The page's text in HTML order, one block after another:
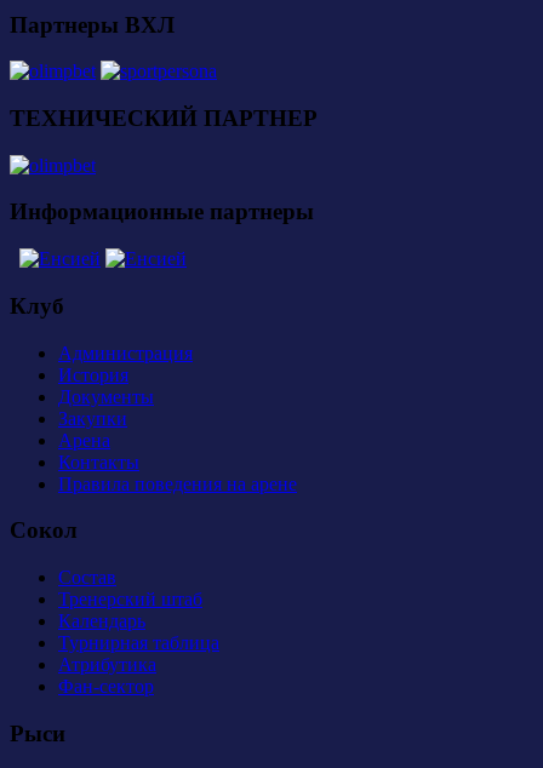
Партнеры ВХЛ
ТЕХНИЧЕСКИЙ ПАРТНЕР
Информационные партнеры
Клуб
Администрация
История
Документы
Закупки
Арена
Контакты
Правила поведения на арене
Сокол
Состав
Тренерский штаб
Календарь
Турнирная таблица
Атрибутика
Фан-сектор
Рыси